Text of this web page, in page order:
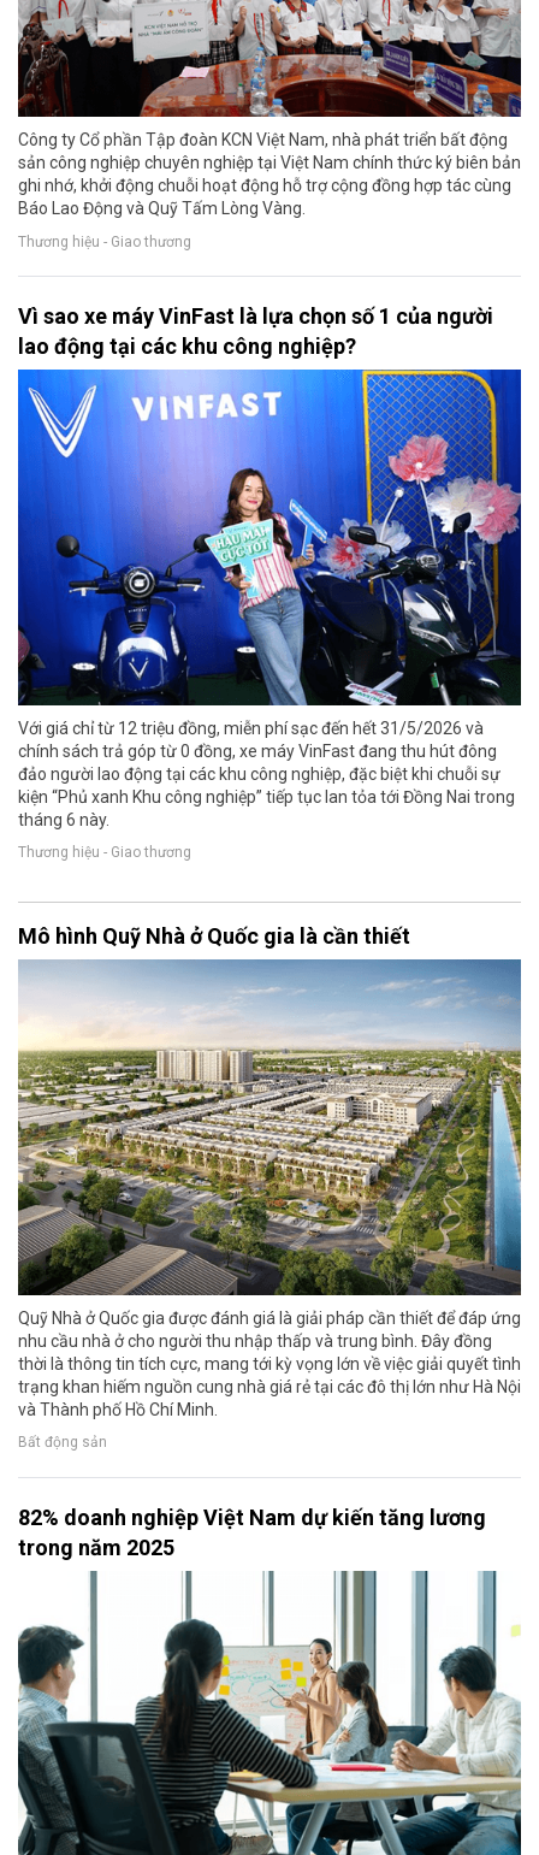
Công ty Cổ phần Tập đoàn KCN Việt Nam, nhà phát triển bất động
sản công nghiệp chuyên nghiệp tại Việt Nam chính thức ký biên bản
ghi nhớ, khởi động chuỗi hoạt động hỗ trợ cộng đồng hợp tác cùng
Báo Lao Động và Quỹ Tấm Lòng Vàng.
Thương hiệu - Giao thương
Vì sao xe máy VinFast là lựa chọn số 1 của người
lao động tại các khu công nghiệp?
Với giá chỉ từ 12 triệu đồng, miễn phí sạc đến hết 31/5/2026 và
chính sách trả góp từ 0 đồng, xe máy VinFast đang thu hút đông
đảo người lao động tại các khu công nghiệp, đặc biệt khi chuỗi sự
kiện “Phủ xanh Khu công nghiệp” tiếp tục lan tỏa tới Đồng Nai trong
tháng 6 này.
Thương hiệu - Giao thương
Mô hình Quỹ Nhà ở Quốc gia là cần thiết
Quỹ Nhà ở Quốc gia được đánh giá là giải pháp cần thiết để đáp ứng
nhu cầu nhà ở cho người thu nhập thấp và trung bình. Đây đồng
thời là thông tin tích cực, mang tới kỳ vọng lớn về việc giải quyết tình
trạng khan hiếm nguồn cung nhà giá rẻ tại các đô thị lớn như Hà Nội
và Thành phố Hồ Chí Minh.
Bất động sản
82% doanh nghiệp Việt Nam dự kiến tăng lương
trong năm 2025